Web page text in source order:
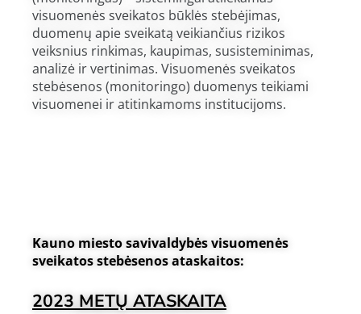
visuomenės sveikatos būklės stebėjimas,
duomenų apie sveikatą veikiančius rizikos
veiksnius rinkimas, kaupimas, susisteminimas,
analizė ir vertinimas. Visuomenės sveikatos
stebėsenos (monitoringo) duomenys teikiami
visuomenei ir atitinkamoms institucijoms.
Kauno miesto savivaldybės visuomenės
sveikatos stebėsenos ataskaitos:
2023 METŲATASKAITA